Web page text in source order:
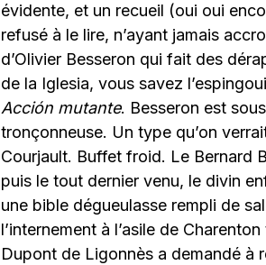
évidente, et un recueil (oui oui
refusé à le lire, n’ayant jamais
d’Olivier Besseron qui fait des
de la Iglesia, vous savez
Acción mutante. Besseron est
tronçonneuse. Un type qu’on
Courjault. Buffet froid. Le Bernard
puis le tout dernier venu, le divin
une bible dégueulasse rempli de
l’internement à l’asile de
Dupont de Ligonnès a demandé à